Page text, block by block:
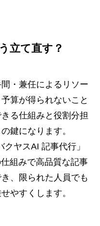
立て直す？
・兼任によるリソー
算が得られないこと
る仕組みと役割分担
鍵になります。
ヤスAI 記事代行」
組みで高品質な記事
、限られた人員でも
やすくします。